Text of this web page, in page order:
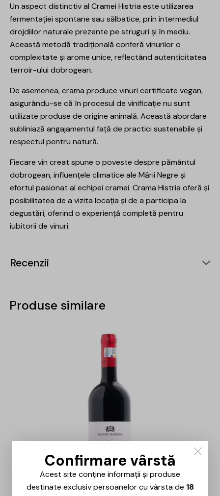
Un aspect distinctiv al Cramei Histria este utilizarea
fermentației spontane sau sălbatice, prin intermediul
drojdiilor naturale prezente pe struguri și în mediu.
Această metodă tradițională conferă vinurilor o
complexitate și arome unice, reflectând autenticitatea
terroir-ului dobrogean.
De asemenea, crama produce vinuri certificate vegan,
asigurându-se că în procesul de vinificație nu sunt
utilizate produse de origine animală. Această abordare
subliniază angajamentul față de practici sustenabile și
respectul pentru natură.
Fiecare vin creat spune o poveste despre pământul
dobrogean, influențele climatice ale Mării Negre și
efortul pasionat al echipei cramei. Crama Histria oferă și
posibilitatea de a vizita locația și de a participa la
degustări, oferind o experiență completă pentru
iubitorii de vinuri.
Recenzii
Produse similare
Confirmare vârstă
Acest site conține informații și produse
destinate exclusiv persoanelor cu vârsta de 18